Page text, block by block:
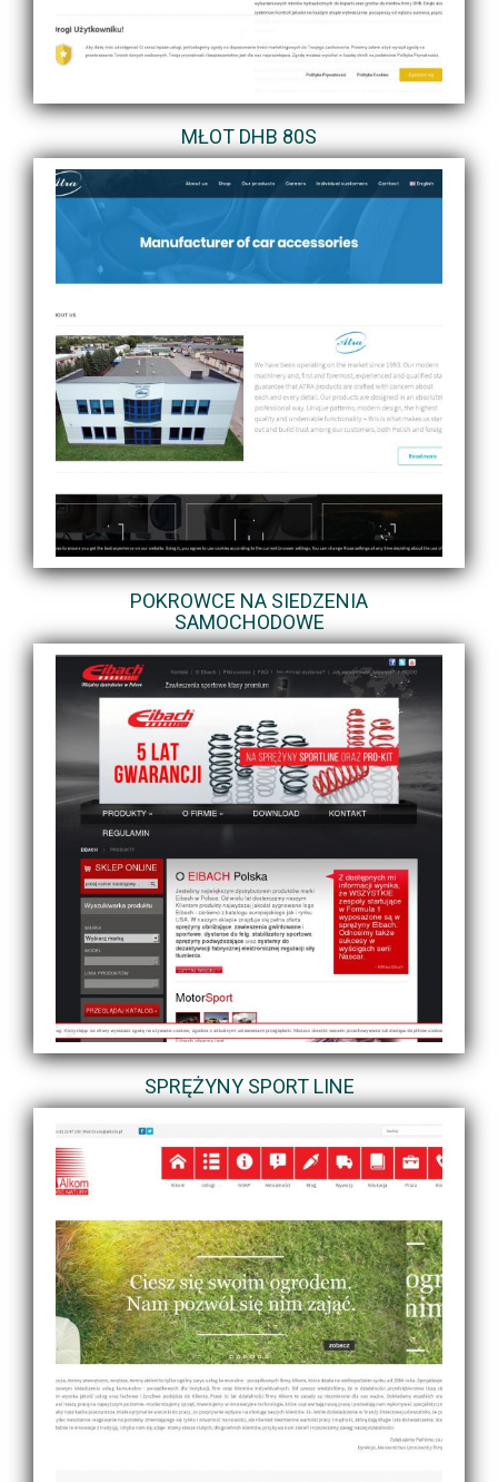
MŁOT DHB 80S
POKROWCE NA SIEDZENIA
SAMOCHODOWE
SPRĘŻYNY SPORT LINE